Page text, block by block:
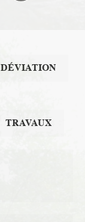
DÉVIATION
TRAVAUX